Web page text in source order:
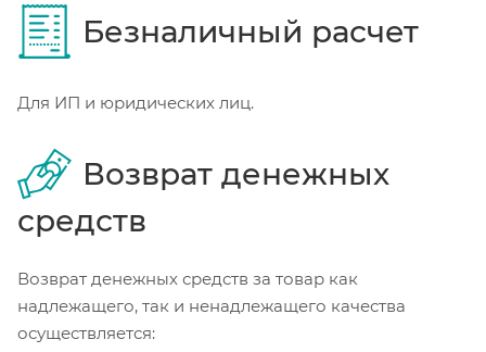
Безналичный расчет
Для ИП и юридических лиц.
Возврат денежных
средств
Возврат денежных средств за товар как
надлежащего, так и ненадлежащего качества
осуществляется: